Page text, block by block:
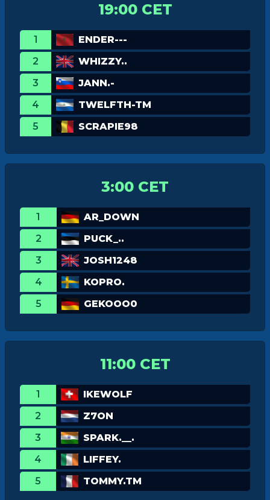
19:00 CET
1
ENDER---
2
WHIZZY..
3
JANN.-
4
TWELFTH-TM
5
SCRAPIE98
3:00 CET
1
AR_DOWN
2
PUCK_..
3
JOSH1248
4
KOPRO.
5
GEKOOO0
11:00 CET
1
IKEWOLF
2
Z7ON
3
SPARK.__.
4
LIFFEY.
5
TOMMY.TM